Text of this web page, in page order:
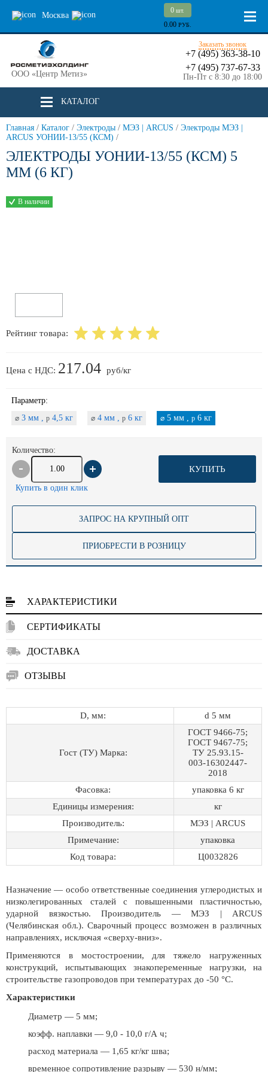
Москва
0 шт.
0.00 РУБ.
ООО «Центр Метиз»
Заказать звонок
+7 (495) 363-38-10
+7 (495) 737-67-33
Пн-Пт с 8:30 до 18:00
КАТАЛОГ
Главная / Каталог / Электроды / МЭЗ | ARCUS / Электроды МЭЗ |
ARCUS УОНИИ-13/55 (КСМ) /
ЭЛЕКТРОДЫ УОНИИ-13/55 (КСМ) 5
ММ (6 КГ)
В наличии
Рейтинг товара:
Цена с НДС: 217.04 руб/кг
Параметр:
⌀ 3 мм , p 4,5 кг ⌀ 4 мм , p 6 кг ⌀ 5 мм , p 6 кг
Количество:
КУПИТЬ
Купить в один клик
ЗАПРОС НА КРУПНЫЙ ОПТ
ПРИОБРЕСТИ В РОЗНИЦУ
ХАРАКТЕРИСТИКИ
СЕРТИФИКАТЫ
ДОСТАВКА
ОТЗЫВЫ
D, мм: d 5 мм
Гост (ТУ) Марка:
ГОСТ 9466-75;
ГОСТ 9467-75;
ТУ 25.93.15-
003-16302447-
2018
Фасовка:
упаковка 6 кг
Единицы измерения:
кг
Производитель:
МЭЗ | ARCUS
Примечание:
упаковка
Код товара:
Ц0032826
Назначение — особо ответственные соединения углеродистых и
низколегированных сталей с повышенными пластичностью,
ударной вязкостью. Производитель — МЭЗ | ARCUS
(Челябинская обл.). Сварочный процесс возможен в различных
направлениях, исключая «сверху-вниз».
Применяются в мостостроении, для тяжело нагруженных
конструкций, испытывающих знакопеременные нагрузки, на
строительстве газопроводов при температурах до -50 °C.
Характеристики
Диаметр — 5 мм;
коэфф. наплавки — 9,0 - 10,0 г/А ч;
расход материала — 1,65 кг/кг шва;
временное сопротивление разрыву — 530 н/мм;